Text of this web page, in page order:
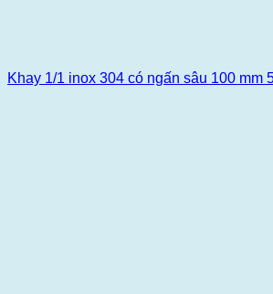
Khay 1/1 inox 304 có ngấn sâu 100 mm